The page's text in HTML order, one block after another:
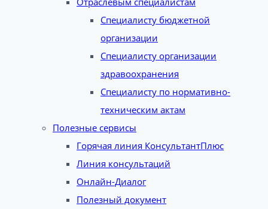
Специалисту бюджетной
организации
Специалисту организации
здравоохранения
Специалисту по нормативно-
техническим актам
Полезные сервисы
Горячая линия КонсультантПлюс
Линия консультаций
Онлайн-Диалог
Полезный документ